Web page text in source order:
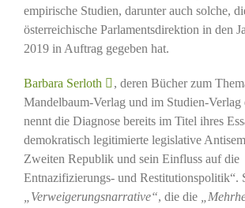
empirische Studien, darunter auch solche,
österreichische Parlamentsdirektion in den
2019 in Auftrag gegeben hat.
Barbara Serloth
, deren Bücher zum
Mandelbaum-Verlag und im Studien-Verlag
nennt die Diagnose bereits im Titel ihres
demokratisch legitimierte legislative
Zweiten Republik und sein Einfluss auf die
Entnazifizierungs- und Restitutionspolitik“.
„Verweigerungsnarrative“, die die